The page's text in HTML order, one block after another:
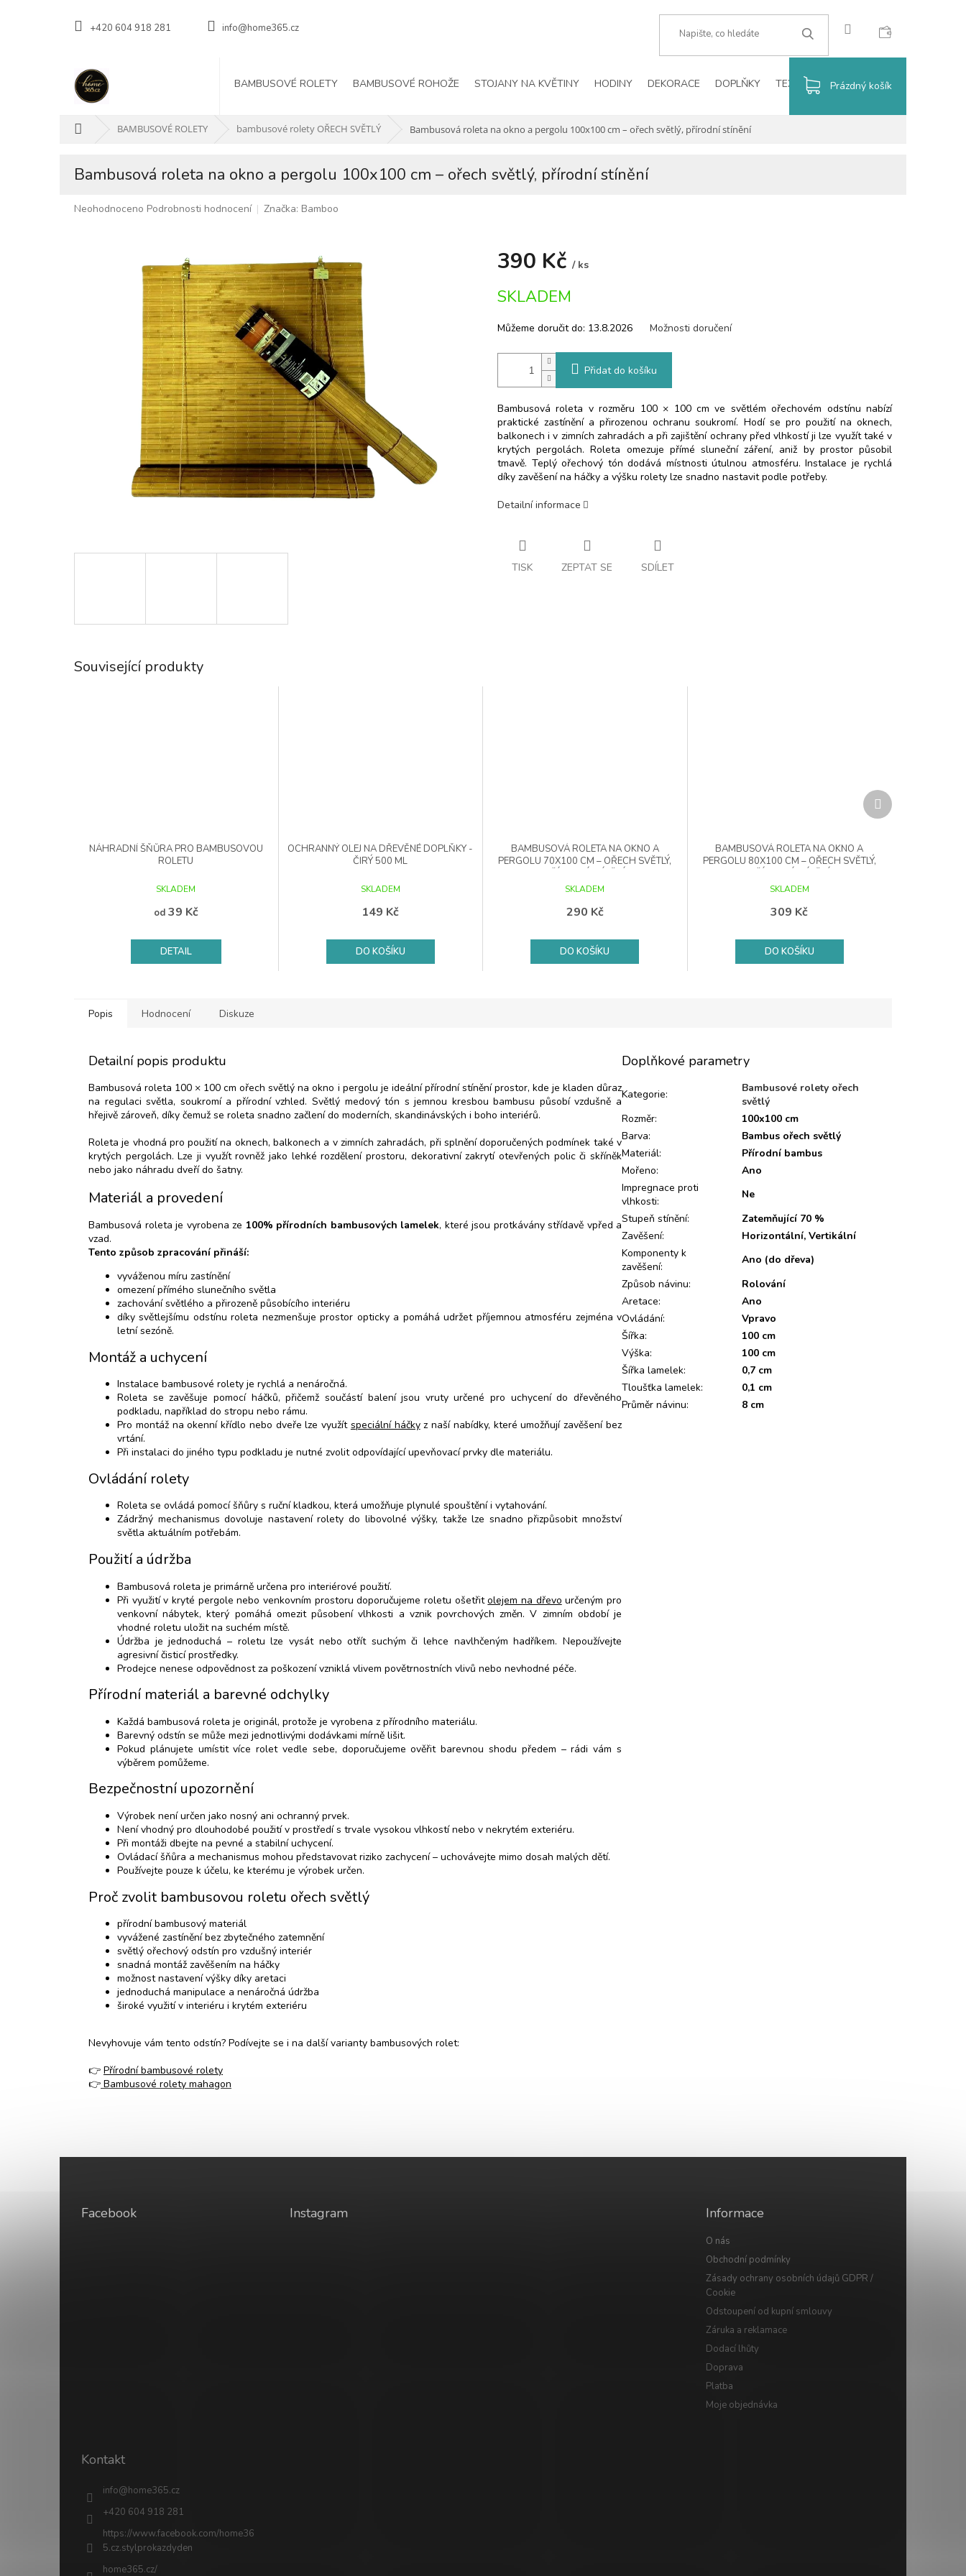
+420 604 918 281 info@home365.cz CZK
HLEDAT
NÁKUPNÍ
Prázdný košík
BAMBUSOVÉ ROLETY BAMBUSOVÉ ROHOŽE STOJANY NA KVĚTINY HODINY DEKORACE DOPLŇKY TEXTIL VÁNOCE BLOG
BAMBUSOVÉ ROLETY bambusové rolety OŘECH SVĚTLÝ Bambusová roleta na okno a pergolu 100x100 cm – ořech světlý, přírodní stínění
Bambusová roleta na okno a pergolu 100x100 cm – ořech světlý, přírodní stínění
Průměrné
Neohodnoceno Podrobnosti hodnocení Značka: Bamboo
390 Kč / ks
cena:
SKLADEM
Můžeme doručit do: 13.8.2026 Možnosti doručení
Přidat do košíku
Bambusová roleta v rozměru 100 × 100 cm ve světlém ořechovém odstínu nabízí
praktické zastínění a přirozenou ochranu soukromí. Hodí se pro použití na oknech,
balkonech i v zimních zahradách a při zajištění ochrany před vlhkostí ji lze využít také v
krytých pergolách. Roleta omezuje přímé sluneční záření, aniž by prostor působil
tmavě. Teplý ořechový tón dodává místnosti útulnou atmosféru. Instalace je rychlá
díky zavěšení na háčky a výšku rolety lze snadno nastavit podle potřeby.
Detailní informace
TISK ZEPTAT SE SDÍLET
Související produkty
NÁHRADNÍ ŠŇŮRA PRO BAMBUSOVOU
ROLETU
SKLADEM
od39 Kč
DETAIL
OCHRANNÝ OLEJ NA DŘEVĚNÉ DOPLŇKY -
ČIRÝ 500 ML
SKLADEM
149 Kč
DO KOŠÍKU
BAMBUSOVÁ ROLETA NA OKNO A
PERGOLU 70X100 CM – OŘECH SVĚTLÝ,
SKLADEM
290 Kč
DO KOŠÍKU
BAMBUSOVÁ ROLETA NA OKNO A
PERGOLU 80X100 CM – OŘECH SVĚTLÝ,
SKLADEM
309 Kč
DO KOŠÍKU
Další
produkt
Popis Hodnocení Diskuze
Detailní popis produktu
Bambusová roleta 100 × 100 cm ořech světlý na okno i pergolu je ideální přírodní stínění prostor, kde je kladen důraz
na regulaci světla, soukromí a přírodní vzhled. Světlý medový tón s jemnou kresbou bambusu působí vzdušně a
hřejivě zároveň, díky čemuž se roleta snadno začlení do moderních, skandinávských i boho interiérů.
Roleta je vhodná pro použití na oknech, balkonech a v zimních zahradách, při splnění doporučených podmínek také v
krytých pergolách. Lze ji využít rovněž jako lehké rozdělení prostoru, dekorativní zakrytí otevřených polic či skříněk
nebo jako náhradu dveří do šatny.
Materiál a provedení
Bambusová roleta je vyrobena ze 100% přírodních bambusových lamelek, které jsou protkávány střídavě vpřed a
vzad.
Tento způsob zpracování přináší:
vyváženou míru zastínění
omezení přímého slunečního světla
zachování světlého a přirozeně působícího interiéru
díky světlejšímu odstínu roleta nezmenšuje prostor opticky a pomáhá udržet příjemnou atmosféru zejména v
letní sezóně.
Montáž a uchycení
Instalace bambusové rolety je rychlá a nenáročná.
Roleta se zavěšuje pomocí háčků, přičemž součástí balení jsou vruty určené pro uchycení do dřevěného
podkladu, například do stropu nebo rámu.
Pro montáž na okenní křídlo nebo dveře lze využít speciální háčkyz naší nabídky, které umožňují zavěšení bez
vrtání.
Při instalaci do jiného typu podkladu je nutné zvolit odpovídající upevňovací prvky dle materiálu.
Ovládání rolety
Roleta se ovládá pomocí šňůry s ruční kladkou, která umožňuje plynulé spouštění i vytahování.
Zádržný mechanismus dovoluje nastavení rolety do libovolné výšky, takže lze snadno přizpůsobit množství
světla aktuálním potřebám.
Použití a údržba
Bambusová roleta je primárně určena pro interiérové použití.
Při využití v kryté pergole nebo venkovním prostoru doporučujeme roletu ošetřitolejem na dřevo určeným pro
venkovní nábytek, který pomáhá omezit působení vlhkosti a vznik povrchových změn. V zimním období je
vhodné roletu uložit na suchém místě.
Údržba je jednoduchá – roletu lze vysát nebo otřít suchým či lehce navlhčeným hadříkem. Nepoužívejte
agresivní čisticí prostředky.
Prodejce nenese odpovědnost za poškození vzniklá vlivem povětrnostních vlivů nebo nevhodné péče.
Přírodní materiál a barevné odchylky
Každá bambusová roleta je originál, protože je vyrobena z přírodního materiálu.
Barevný odstín se může mezi jednotlivými dodávkami mírně lišit.
Pokud plánujete umístit více rolet vedle sebe, doporučujeme ověřit barevnou shodu předem – rádi vám s
výběrem pomůžeme.
Bezpečnostní upozornění
Výrobek není určen jako nosný ani ochranný prvek.
Není vhodný pro dlouhodobé použití v prostředí s trvale vysokou vlhkostí nebo v nekrytém exteriéru.
Při montáži dbejte na pevné a stabilní uchycení.
Ovládací šňůra a mechanismus mohou představovat riziko zachycení – uchovávejte mimo dosah malých dětí.
Používejte pouze k účelu, ke kterému je výrobek určen.
Proč zvolit bambusovou roletu ořech světlý
přírodní bambusový materiál
vyvážené zastínění bez zbytečného zatemnění
světlý ořechový odstín pro vzdušný interiér
snadná montáž zavěšením na háčky
možnost nastavení výšky díky aretaci
jednoduchá manipulace a nenáročná údržba
široké využití v interiéru i krytém exteriéru
Nevyhovuje vám tento odstín? Podívejte se i na další varianty bambusových rolet:
👉 Přírodní bambusové rolety
👉 Bambusové rolety mahagon
Doplňkové parametry
Kategorie:
Bambusové rolety ořech
světlý
Rozměr:
100x100 cm
Barva:
Bambus ořech světlý
Materiál:
Přírodní bambus
Mořeno:
Ano
Impregnace proti
vlhkosti:
Ne
Stupeň stínění:
Zatemňující 70 %
Zavěšení:
Horizontální, Vertikální
Komponenty k
zavěšení:
Ano (do dřeva)
Způsob návinu:
Rolování
Aretace:
Ano
Ovládání:
Vpravo
Šířka:
100 cm
Výška:
100 cm
Šířka lamelek:
0,7 cm
Tloušťka lamelek:
0,1 cm
Průměr návinu: 8 cm
Facebook Instagram Informace
O nás
Obchodní podmínky
Zásady ochrany osobních údajů GDPR /
Cookie
Odstoupení od kupní smlouvy
Záruka a reklamace
Dodací lhůty
Doprava
Platba
Moje objednávka
Kontakt
info@home365.cz
+420 604 918 281
https://www.facebook.com/home36
5.cz.stylprokazdyden
home365.cz/